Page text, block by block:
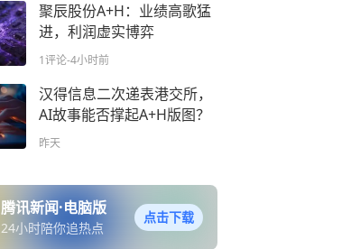
聚辰股份A+H：业绩高歌猛
进，利润虚实博弈
1评论-4小时前
汉得信息二次递表港交所，
AI故事能否撑起A+H版图？
昨天
腾讯新闻·电脑版
24小时陪你追热点
点击下载